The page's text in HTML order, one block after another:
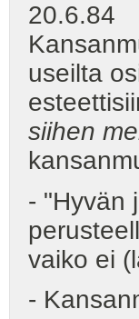
20.6.84
useilta
siihen
- "Hyvän
vaiko ei
-